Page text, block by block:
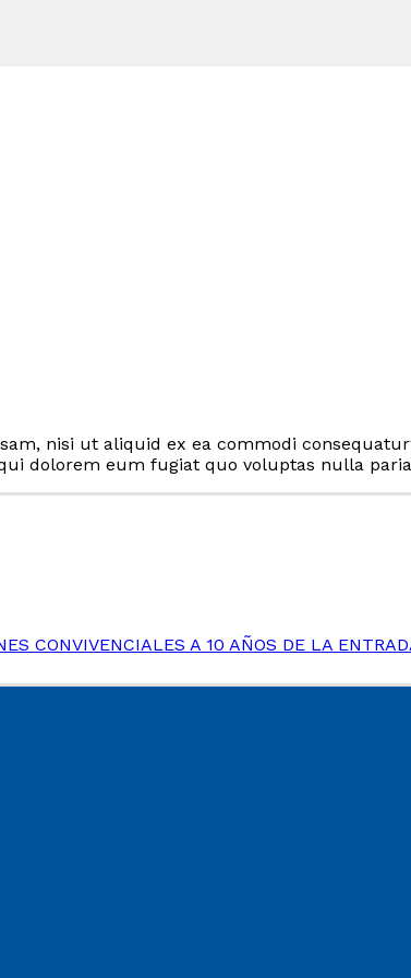
nisi ut aliquid ex ea commodi
dolorem eum fugiat quo voluptas nulla
CONVIVENCIALES A 10 AÑOS DE LA